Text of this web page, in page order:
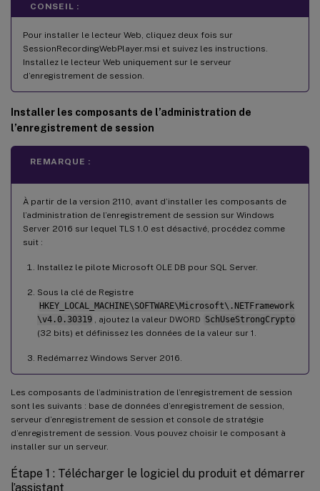
CONSEIL :
Pour installer le lecteur Web, cliquez deux fois sur
SessionRecordingWebPlayer.msi et suivez les instructions.
Installez le lecteur Web uniquement sur le serveur
d’enregistrement de session.
Installer les composants de l’administration de
l’enregistrement de session
REMARQUE :
À partir de la version 2110, avant d’installer les composants de
l’administration de l’enregistrement de session sur Windows
Server 2016 sur lequel TLS 1.0 est désactivé, procédez comme
suit :
Installez le pilote Microsoft OLE DB pour SQL Server.
Sous la clé de Registre
HKEY_LOCAL_MACHINE\SOFTWARE\Microsoft\.NETFramework
\v4.0.30319
, ajoutez la valeur DWORD SchUseStrongCrypto
(32 bits) et définissez les données de la valeur sur 1.
Redémarrez Windows Server 2016.
Les composants de l’administration de l’enregistrement de session
sont les suivants : base de données d’enregistrement de session,
serveur d’enregistrement de session et console de stratégie
d’enregistrement de session. Vous pouvez choisir le composant à
installer sur un serveur.
Étape 1 : Télécharger le logiciel du produit et démarrer
l’assistant